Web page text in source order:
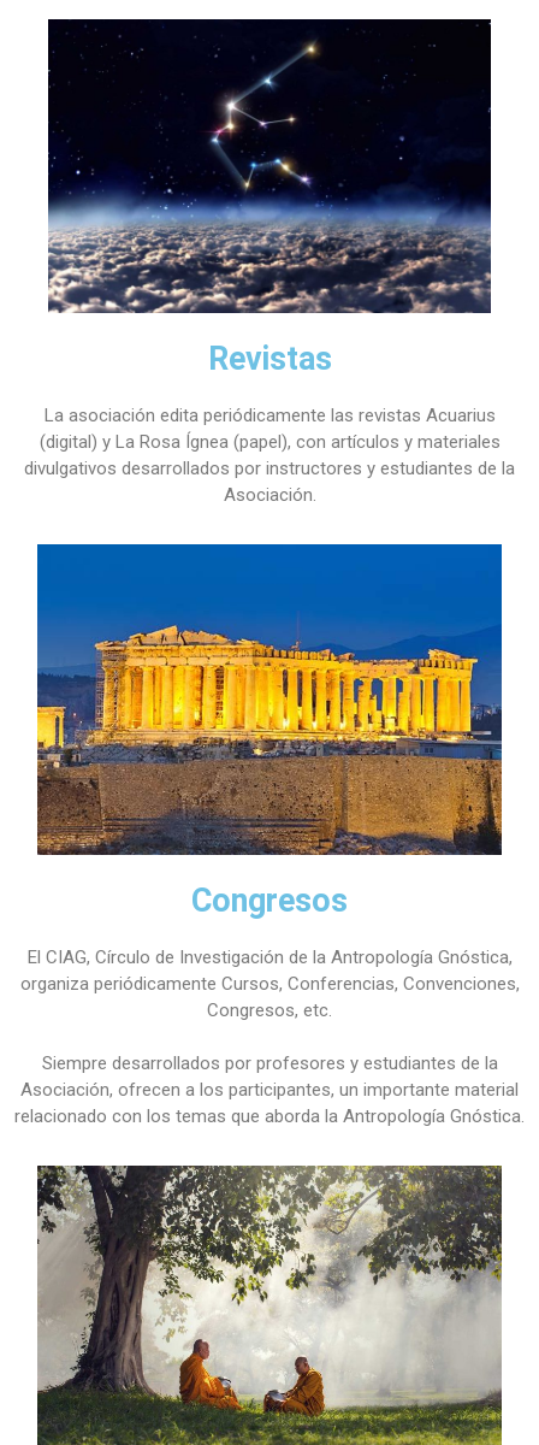
Revistas
La asociación edita periódicamente las revistas Acuarius
(digital) y La Rosa Ígnea (papel), con artículos y materiales
divulgativos desarrollados por instructores y estudiantes de la
Asociación.
Congresos
El CIAG, Círculo de Investigación de la Antropología Gnóstica,
organiza periódicamente Cursos, Conferencias, Convenciones,
Congresos, etc.
Siempre desarrollados por profesores y estudiantes de la
Asociación, ofrecen a los participantes, un importante material
relacionado con los temas que aborda la Antropología Gnóstica.